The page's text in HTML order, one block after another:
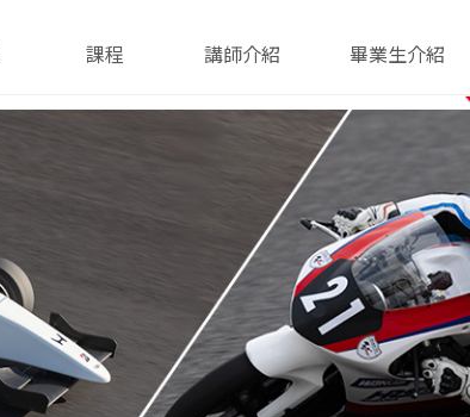
課程 講師介紹 畢業生介紹